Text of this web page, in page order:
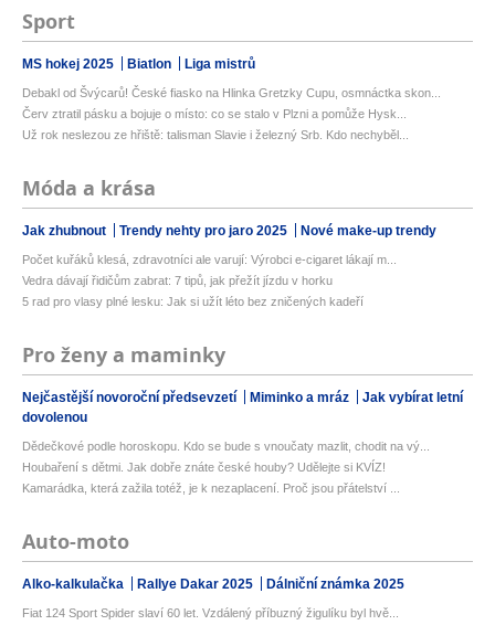
Sport
MS hokej 2025 Biatlon Liga mistrů
Debakl od Švýcarů! České fiasko na Hlinka Gretzky Cupu, osmnáctka skon...
Červ ztratil pásku a bojuje o místo: co se stalo v Plzni a pomůže Hysk...
Už rok neslezou ze hřiště: talisman Slavie i železný Srb. Kdo nechyběl...
Móda a krása
Jak zhubnout Trendy nehty pro jaro 2025 Nové make-up trendy
Počet kuřáků klesá, zdravotníci ale varují: Výrobci e-cigaret lákají m...
Vedra dávají řidičům zabrat: 7 tipů, jak přežít jízdu v horku
5 rad pro vlasy plné lesku: Jak si užít léto bez zničených kadeří
Pro ženy a maminky
Nejčastější novoroční předsevzetí Miminko a mráz
Jak vybírat letní
dovolenou
Dědečkové podle horoskopu. Kdo se bude s vnoučaty mazlit, chodit na vý...
Houbaření s dětmi. Jak dobře znáte české houby? Udělejte si KVÍZ!
Kamarádka, která zažila totéž, je k nezaplacení. Proč jsou přátelství ...
Auto-moto
Alko-kalkulačka Rallye Dakar 2025 Dálniční známka 2025
Fiat 124 Sport Spider slaví 60 let. Vzdálený příbuzný žigulíku byl hvě...